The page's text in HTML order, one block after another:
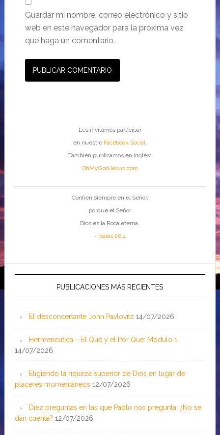
Guardar mi nombre, correo electrónico y sitio
web en este navegador para la próxima vez
que haga un comentario.
Les invitamos participar
en nuestro Facebook Social.
También publicamos en inglés:
OhMyGodJesus.com
Confíen siempre en el Señor,
porque el Señor
Dios es la Roca eterna.
- Isaías 26:4
PUBLICACIONES MÁS RECIENTES
El desconcertante John Pavlovitz 14/07/2026
Hermenéutica – El Qué y el Por Qué: Módulo 1
14/07/2026
Eligiendo la riqueza superior de Dios en lugar de
placeres momentáneos 12/07/2026
Diez preguntas en las que Pablo nos pregunta: ¿No se
dan cuenta? 12/07/2026